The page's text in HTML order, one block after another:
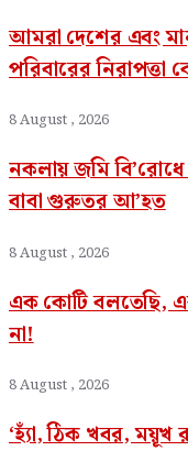
আমরা দেশের এবং
পরিবারের নিরাপত্তা
8 August , 2026
নকলায় জমি
বাবা গুরুতর আ’হত
8 August , 2026
এক কোটি বলতেছি,
না!
8 August , 2026
‘হ্যাঁ, ঠিক খবর, ময়ূখ